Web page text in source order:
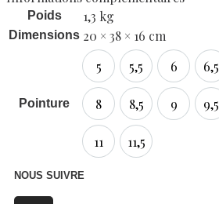
Poids 1,3 kg
Dimensions 20 × 38 × 16 cm
Pointure
5 5,5 6 6,5
8 8,5 9 9,5
11 11,5
NOUS SUIVRE